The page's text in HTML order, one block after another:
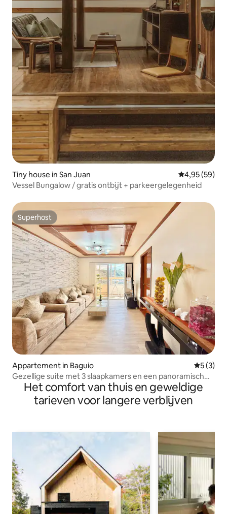
Tiny house in San Juan Gemiddelde
4,95 (59)
Vessel Bungalow / gratis ontbijt + parkeergelegenheid
Superhost
Superhost
Appartement in Baguio
5 (3)
Gezellige suite met 3 slaapkamers en een panoramisch
uitzicht
Het comfort van thuis en geweldige
tarieven voor langere verblijven